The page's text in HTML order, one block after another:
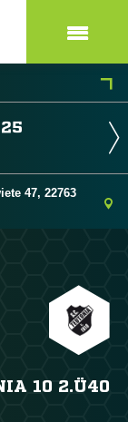
47, 22763
10 2.Ü40